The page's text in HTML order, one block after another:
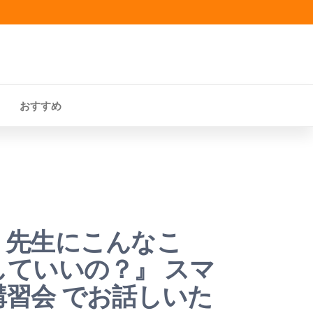
おすすめ
生にこんなこ
いいの？』 スマ
会 でお話しいた